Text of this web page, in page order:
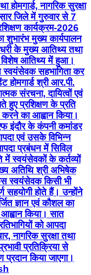
नागरिक सुरक्षा
जिले में गुरुवार से 7
कार्यक्रम-2026
शुभारंभ मुख्य कार्यपालन
के मुख्य आतिथ्य तथा
के विशेष आतिथ्य में हुआ।
सहभागिता कर
श्री आर.पी.
संरचना, दायित्वों एवं
हुए प्रशिक्षण के प्रति
का आह्वान किया।
इंदौर के कंपनी कमांडर
एवं उसके विभिन्न
प्रबंधन में सिविल
में स्वयंसेवकों के कर्तव्यों
अतिथि श्री अभिषेक
स्वयंसेवक किसी भी
सहयोगी होते हैं। उन्होंने
ज्ञान एवं कौशल का
किया। सात
को आपदा
नागरिक सुरक्षा तथा
प्रतिक्रिया से
प्रदान किया जाएगा।